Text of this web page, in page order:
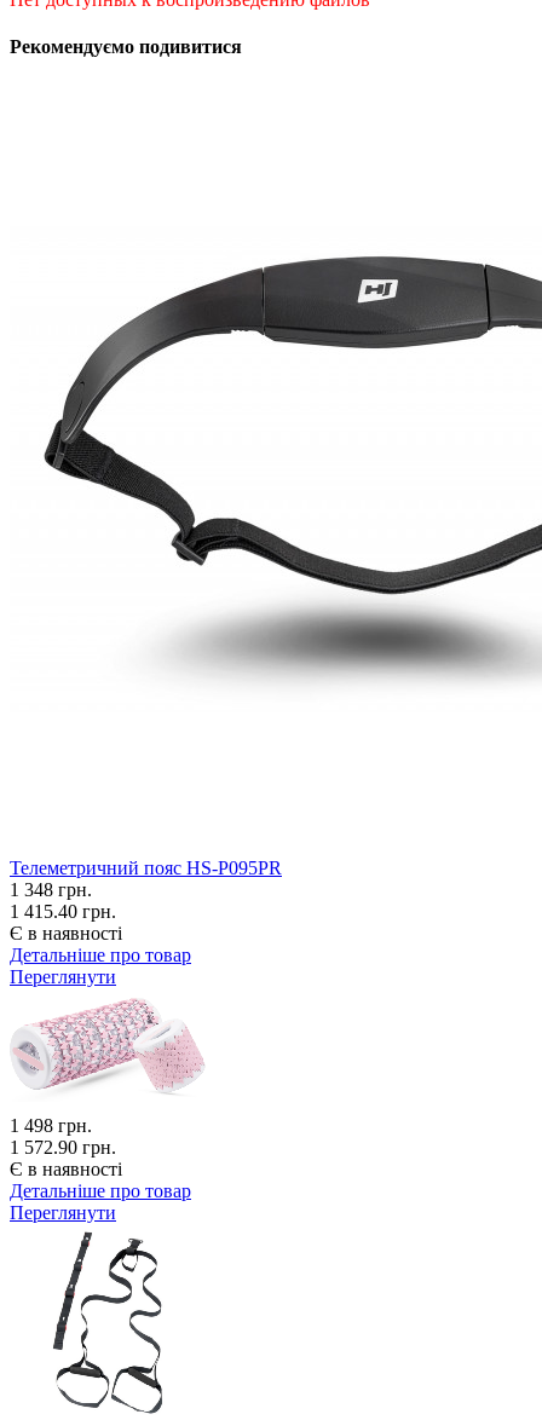
Рекомендуємо подивитися
Телеметричний пояс HS-P095PR
1 348 грн.
1 415.40 грн.
Є в наявності
Детальніше про товар
Переглянути
1 498 грн.
1 572.90 грн.
Є в наявності
Детальніше про товар
Переглянути